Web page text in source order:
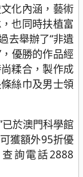
化內涵，藝術
也同時扶植富
去舉辦了“非遺
優勝的作品經
糅合，製作成
絲巾及男士領
於澳門科學館
獲額外95折優
詢電話2888